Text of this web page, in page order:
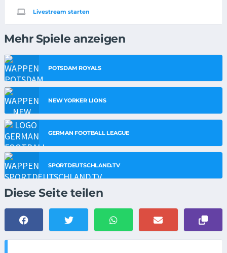
Livestream starten
Mehr Spiele anzeigen
POTSDAM ROYALS
NEW YORKER LIONS
GERMAN FOOTBALL LEAGUE
SPORTDEUTSCHLAND.TV
Diese Seite teilen